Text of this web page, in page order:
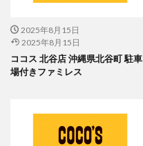
2025年8月15日
2025年8月15日
ココス 北谷店 沖縄県北谷町 駐車
場付きファミレス